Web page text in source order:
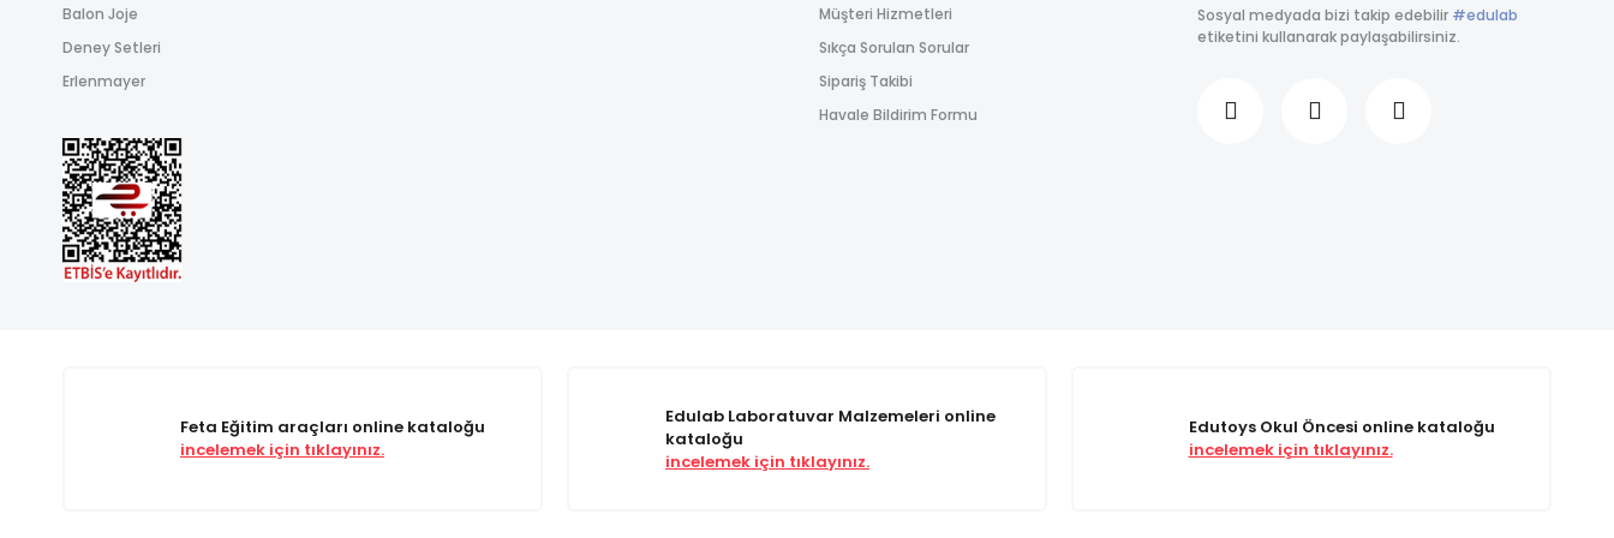
Balon Joje
Deney Setleri
Erlenmayer
Müşteri Hizmetleri
Sıkça Sorulan Sorular
Sipariş Takibi
Havale Bildirim Formu
Sosyal medyada bizi takip edebilir #edulab
etiketini kullanarak paylaşabilirsiniz.
Feta Eğitim araçları online kataloğu
incelemek için tıklayınız.
Edulab Laboratuvar Malzemeleri online
kataloğu
incelemek için tıklayınız.
Edutoys Okul Öncesi online kataloğu
incelemek için tıklayınız.